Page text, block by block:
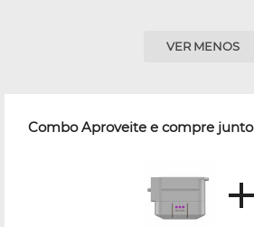
VER MENOS
Combo Aproveite e compre junto